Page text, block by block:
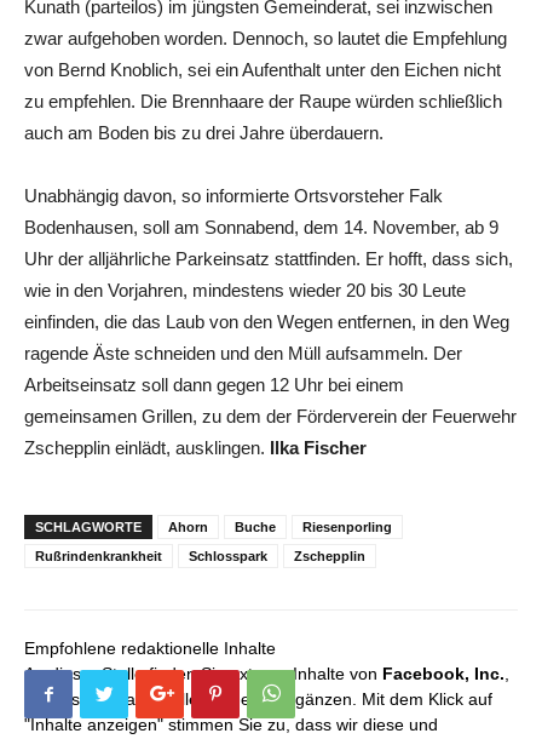
Kunath (parteilos) im jüngsten Gemeinderat, sei inzwischen
zwar aufgehoben worden. Dennoch, so lautet die Empfehlung
von Bernd Knoblich, sei ein Aufenthalt unter den Eichen nicht
zu empfehlen. Die Brennhaare der Raupe würden schließlich
auch am Boden bis zu drei Jahre überdauern.
Unabhängig davon, so informierte Ortsvorsteher Falk
Bodenhausen, soll am Sonnabend, dem 14. November, ab 9
Uhr der alljährliche Parkeinsatz stattfinden. Er hofft, dass sich,
wie in den Vorjahren, mindestens wieder 20 bis 30 Leute
einfinden, die das Laub von den Wegen entfernen, in den Weg
ragende Äste schneiden und den Müll aufsammeln. Der
Arbeitseinsatz soll dann gegen 12 Uhr bei einem
gemeinsamen Grillen, zu dem der Förderverein der Feuerwehr
Zschepplin einlädt, ausklingen. Ilka Fischer
SCHLAGWORTE Ahorn Buche
Riesenporling
Rußrindenkrankheit
Schlosspark Zschepplin
Empfohlene redaktionelle Inhalte
An dieser Stelle finden Sie externe Inhalte von Facebook, Inc.
die unser redaktionelles Angebot ergänzen. Mit dem Klick auf
"Inhalte anzeigen" stimmen Sie zu, dass wir diese und